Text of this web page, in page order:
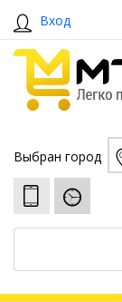
Вход
Выбран город